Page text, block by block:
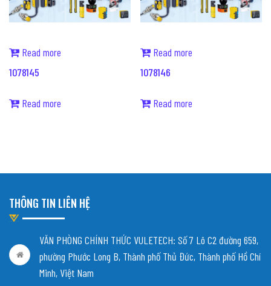
Read more
1078145
Read more
Read more
1078146
Read more
THÔNG TIN LIÊN HỆ
VĂN PHÒNG CHÍNH THỨC VULETECH: Số 7 Lô C2 đường 659,
phường Phước Long B, Thành phố Thủ Đức, Thành phố Hồ Chí
Minh, Việt Nam